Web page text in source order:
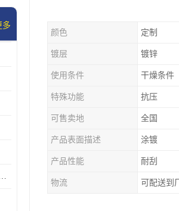
多
可根据项目工程定制
颜色 定制
镀层 镀锌
使用条件 干燥条件
特殊功能 抗压
可售卖地 全国
产品表面描述 涂镀
产品性能 耐刮
物流 可配送到厂